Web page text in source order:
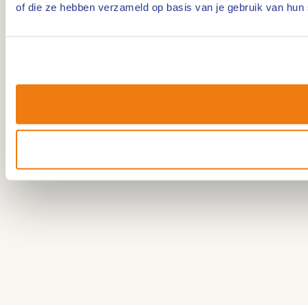
of die ze hebben verzameld op basis van je gebruik van